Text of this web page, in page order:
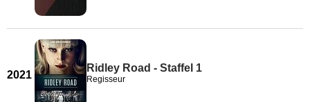
2021
Ridley Road - Staffel 1
Regisseur